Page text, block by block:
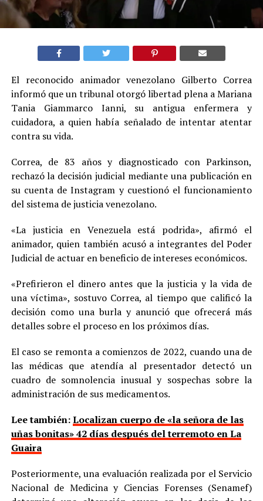
El reconocido animador venezolano Gilberto Correa
informó que un tribunal otorgó libertad plena a Mariana
Tania Giammarco Ianni, su antigua enfermera y
cuidadora, a quien había señalado de intentar atentar
contra su vida.
Correa, de 83 años y diagnosticado con Parkinson,
rechazó la decisión judicial mediante una publicación en
su cuenta de Instagram y cuestionó el funcionamiento
del sistema de justicia venezolano.
«La justicia en Venezuela está podrida», afirmó el
animador, quien también acusó a integrantes del Poder
Judicial de actuar en beneficio de intereses económicos.
«Prefirieron el dinero antes que la justicia y la vida de
una víctima», sostuvo Correa, al tiempo que calificó la
decisión como una burla y anunció que ofrecerá más
detalles sobre el proceso en los próximos días.
El caso se remonta a comienzos de 2022, cuando una de
las médicas que atendía al presentador detectó un
cuadro de somnolencia inusual y sospechas sobre la
administración de sus medicamentos.
Lee también:Localizan cuerpo de «la señora de las
uñas bonitas» 42 días después del terremoto en La
Guaira
Posteriormente, una evaluación realizada por el Servicio
Nacional de Medicina y Ciencias Forenses (Senamef)